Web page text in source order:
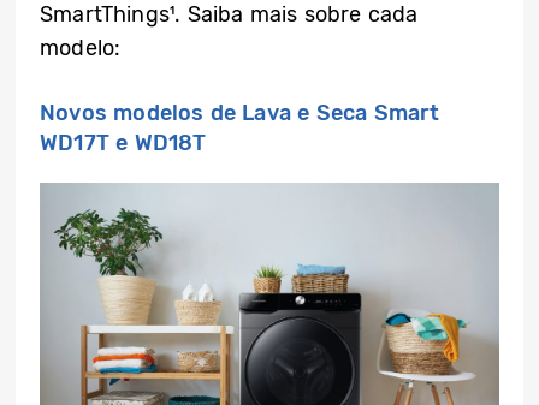
SmartThings¹. Saiba mais sobre cada
modelo:
Novos modelos de Lava e Seca Smart
WD17T e WD18T